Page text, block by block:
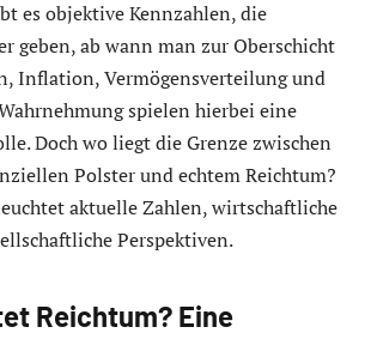
es objektive Kennzahlen, die
geben, ab wann man zur Oberschicht
Inflation, Vermögensverteilung und
spielen hierbei eine
Doch wo liegt die Grenze zwischen
Polster und echtem Reichtum?
aktuelle Zahlen, wirtschaftliche
Perspektiven.
Reichtum? Eine